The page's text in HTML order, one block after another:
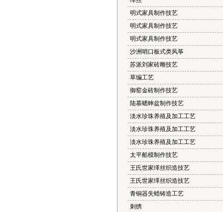
明式家具制作技艺
明式家具制作技艺
明式家具制作技艺
沙洲哨口板式类风筝
苏派刘家砖雕技艺
草编工艺
御窑金砖制作技艺
陆慕蟋蟀盆制作技艺
淡水珍珠养殖及加工工艺
淡水珍珠养殖及加工工艺
淡水珍珠养殖及加工工艺
太平船模制作技艺
王氏世家缂丝织造技艺
王氏世家缂丝织造技艺
青铜器失蜡铸造工艺
刺绣